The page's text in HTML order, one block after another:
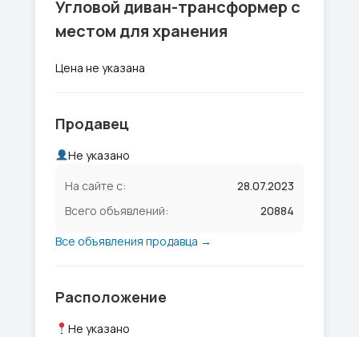
Угловой диван-трансформер с
местом для хранения
Цена не указана
Продавец
Не указано
На сайте с:
28.07.2023
Всего объявлений:
20884
Все объявления продавца →
Расположение
Не указано